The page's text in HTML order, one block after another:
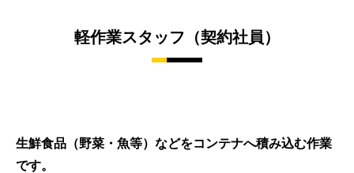
軽作業スタッフ（契約社員）
生鮮食品（野菜・魚等）などをコンテナへ積み込む作業
です。